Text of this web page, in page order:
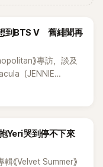
到BTS V 舊緋聞再
》專訪，談及
（JENNIE
共同朋友」的回答，
Yeri哭到停不下來
《Velvet Summer》